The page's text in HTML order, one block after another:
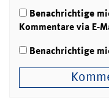
Benachrichtige
Kommentare via E-
Benachrichtige